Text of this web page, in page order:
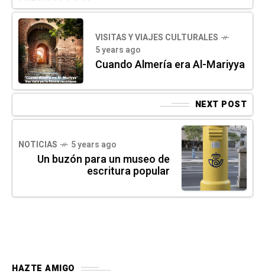
VISITAS Y VIAJES CULTURALES
5 years ago
Cuando Almería era Al-Mariyya
NEXT POST
NOTICIAS 5 years ago
Un buzón para un museo de
escritura popular
HAZTE AMIGO